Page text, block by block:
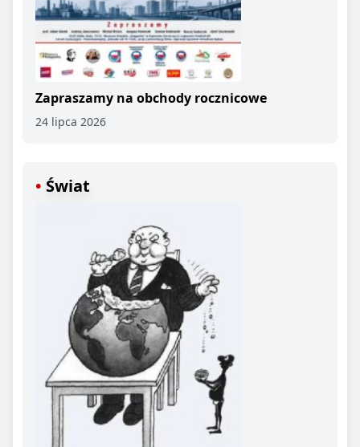
Zapraszamy na obchody rocznicowe
24 lipca 2026
Świat